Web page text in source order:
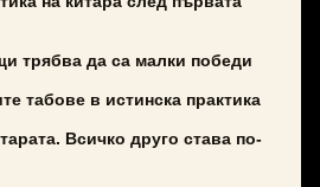
трябва да са малки победи
табове в истинска практика
Всичко друго става по-